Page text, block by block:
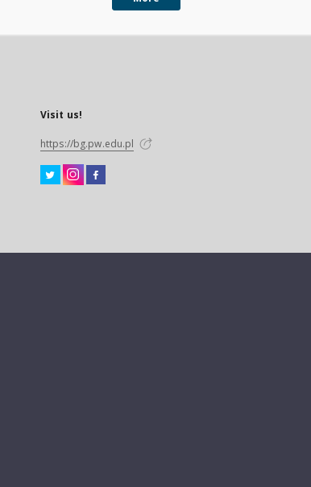
Visit us!
https://bg.pw.edu.pl